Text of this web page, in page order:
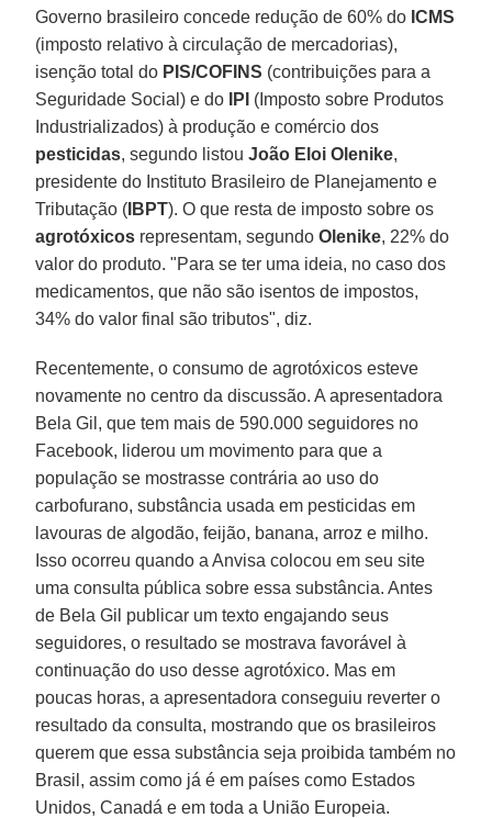
Governo brasileiro concede redução de 60% do ICMS
(imposto relativo à circulação de mercadorias),
isenção total do PIS/COFINS (contribuições para a
Seguridade Social) e do
IPI (Imposto sobre Produtos
Industrializados) à produção e comércio dos
pesticidas, segundo listou João Eloi Olenike,
presidente do Instituto Brasileiro de Planejamento e
Tributação ( IBPT). O que resta de imposto sobre os
agrotóxicos representam, segundoOlenike, 22% do
valor do produto. "Para se ter uma ideia, no caso dos
medicamentos, que não são isentos de impostos,
34% do valor final são tributos", diz.
Recentemente, o consumo de agrotóxicos esteve
novamente no centro da discussão. A apresentadora
Bela Gil, que tem mais de 590.000 seguidores no
Facebook, liderou um movimento para que a
população se mostrasse contrária ao uso do
carbofurano, substância usada em pesticidas em
lavouras de algodão, feijão, banana, arroz e milho.
Isso ocorreu quando a Anvisa colocou em seu site
uma consulta pública sobre essa substância. Antes
de Bela Gil publicar um texto engajando seus
seguidores, o resultado se mostrava favorável à
continuação do uso desse agrotóxico. Mas em
poucas horas, a apresentadora conseguiu reverter o
resultado da consulta, mostrando que os brasileiros
querem que essa substância seja proibida também no
Brasil, assim como já é em países como Estados
Unidos, Canadá e em toda a União Europeia.